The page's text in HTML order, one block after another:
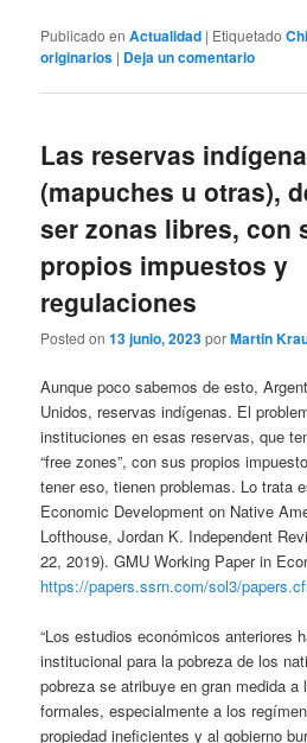
Publicado en Actualidad | Etiquetado
originarios | Deja un comentario
Las reservas
(mapuches u otras),
ser zonas libres, con
propios impuestos y
regulaciones
Posted on13 junio, 2023porMartin
Aunque poco sabemos de esto,
Unidos, reservas indígenas. El
instituciones en esas reservas, que
“free zones”, con sus propios
tener eso, tienen problemas. Lo trata
Economic Development on Native
Lofthouse, Jordan K. Independent
22, 2019). GMU Working Paper in
https://papers.ssrn.com/sol3/
“Los estudios económicos anteriores
institucional para la pobreza de los
pobreza se atribuye en gran medida
formales, especialmente a los
propiedad ineficientes y al gobierno